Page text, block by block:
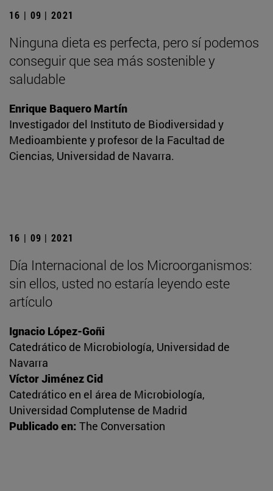
16 | 09 | 2021
Ninguna dieta es perfecta, pero sí podemos
conseguir que sea más sostenible y
saludable
Enrique Baquero Martín
Investigador del Instituto de Biodiversidad y
Medioambiente y profesor de la Facultad de
Ciencias, Universidad de Navarra.
16 | 09 | 2021
Día Internacional de los Microorganismos:
sin ellos, usted no estaría leyendo este
artículo
Ignacio López-Goñi
Catedrático de Microbiología, Universidad de
Navarra
Víctor Jiménez Cid
Catedrático en el área de Microbiología,
Universidad Complutense de Madrid
Publicado en: The Conversation